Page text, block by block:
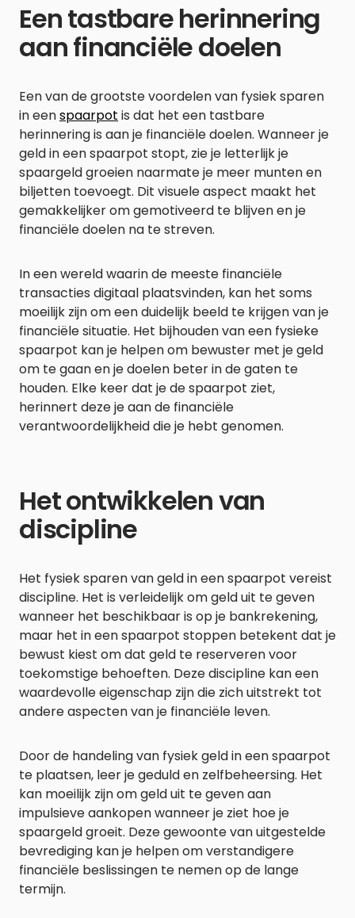
Een tastbare herinnering
aan financiële doelen
Een van de grootste voordelen van fysiek sparen
in eenspaarpot is dat het een tastbare
herinnering is aan je financiële doelen. Wanneer je
geld in een spaarpot stopt, zie je letterlijk je
spaargeld groeien naarmate je meer munten en
biljetten toevoegt. Dit visuele aspect maakt het
gemakkelijker om gemotiveerd te blijven en je
financiële doelen na te streven.
In een wereld waarin de meeste financiële
transacties digitaal plaatsvinden, kan het soms
moeilijk zijn om een duidelijk beeld te krijgen van je
financiële situatie. Het bijhouden van een fysieke
spaarpot kan je helpen om bewuster met je geld
om te gaan en je doelen beter in de gaten te
houden. Elke keer dat je de spaarpot ziet,
herinnert deze je aan de financiële
verantwoordelijkheid die je hebt genomen.
Het ontwikkelen van
discipline
Het fysiek sparen van geld in een spaarpot vereist
discipline. Het is verleidelijk om geld uit te geven
wanneer het beschikbaar is op je bankrekening,
maar het in een spaarpot stoppen betekent dat je
bewust kiest om dat geld te reserveren voor
toekomstige behoeften. Deze discipline kan een
waardevolle eigenschap zijn die zich uitstrekt tot
andere aspecten van je financiële leven.
Door de handeling van fysiek geld in een spaarpot
te plaatsen, leer je geduld en zelfbeheersing. Het
kan moeilijk zijn om geld uit te geven aan
impulsieve aankopen wanneer je ziet hoe je
spaargeld groeit. Deze gewoonte van uitgestelde
bevrediging kan je helpen om verstandigere
financiële beslissingen te nemen op de lange
termijn.